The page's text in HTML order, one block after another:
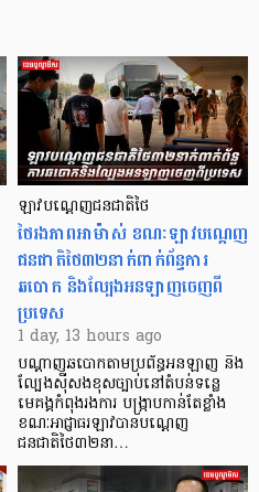
ឡាវបណ្តេញជនជាតិថៃ
ថៃរងភាពអាម៉ាស់ ខណៈឡាវបណ្តេញ
ជនជាតិថៃ៣២នាក់ពាក់ព័ន្ធការ
ឆបោក និងល្បែងអនឡាញចេញពី
ប្រទេស
1 day, 13 hours ago
បណ្តាញឆបោកតាមប្រព័ន្ធអនឡាញ និង
ល្បែងស៊ីសងខុសច្បាប់នៅតំបន់ទន្លេ
មេគង្គកំពុងរងការ បង្ក្រាប​កាន់តែខ្លាំង
ខណៈអាជ្ញាធរឡាវបានបណ្តេញ
ជនជាតិថៃ៣២នា…